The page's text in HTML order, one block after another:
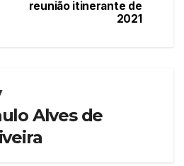
reunião itinerante de
2021
Alves de